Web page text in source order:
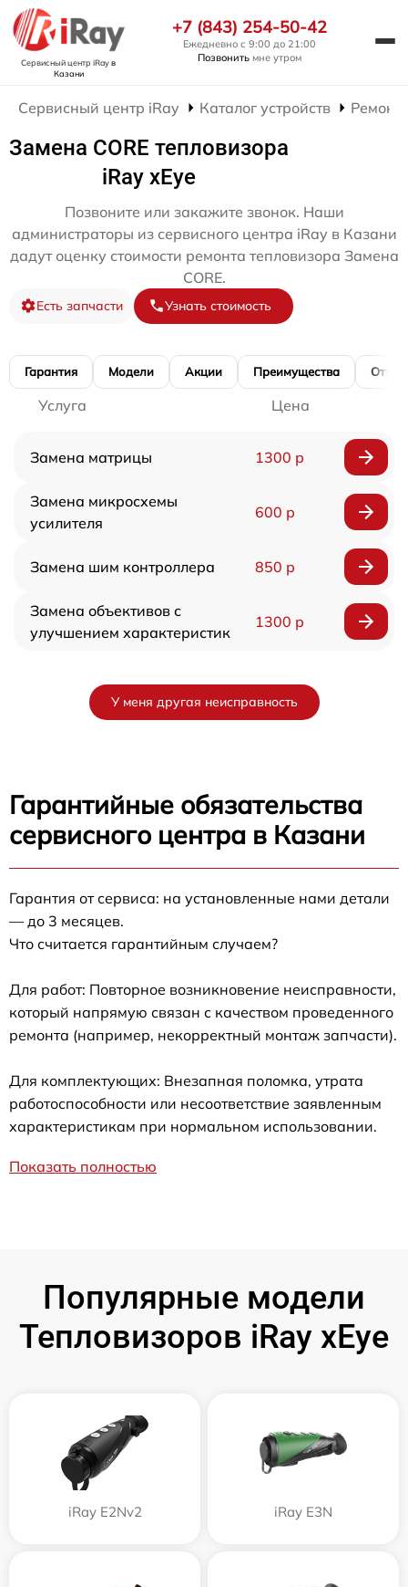
Сервисный центр iRayв
Казани
+7 (843) 254-50-42
Ежедневно с 9:00 до 21:00
Позвонить мне утром
Сервисный центр iRay Каталог устройств Ремонт
Замена CORE тепловизора
iRay xEye
Позвоните или закажите звонок. Наши
администраторы из сервисного центра iRay в Казани
дадут оценку стоимости ремонта тепловизора Замена
CORE.
Есть запчасти Узнать стоимость
Гарантия Модели Акции Преимущества
Услуга Цена
Замена матрицы 1300 р
Замена микросхемы
усилителя
600 р
Замена шим контроллера 850 р
Замена объективов с
улучшением характеристик
1300 р
У меня другая неисправность
Гарантийные обязательства
сервисного центра в Казани
Гарантия от сервиса: на установленные нами детали
— до 3 месяцев.
Что считается гарантийным случаем?
Для работ: Повторное возникновение неисправности,
который напрямую связан с качеством проведенного
ремонта (например, некорректный монтаж запчасти).
Для комплектующих: Внезапная поломка, утрата
работоспособности или несоответствие заявленным
характеристикам при нормальном использовании.
Показать полностью
Популярные модели
Тепловизоров iRay xEye
iRay E2Nv2 iRay E3N